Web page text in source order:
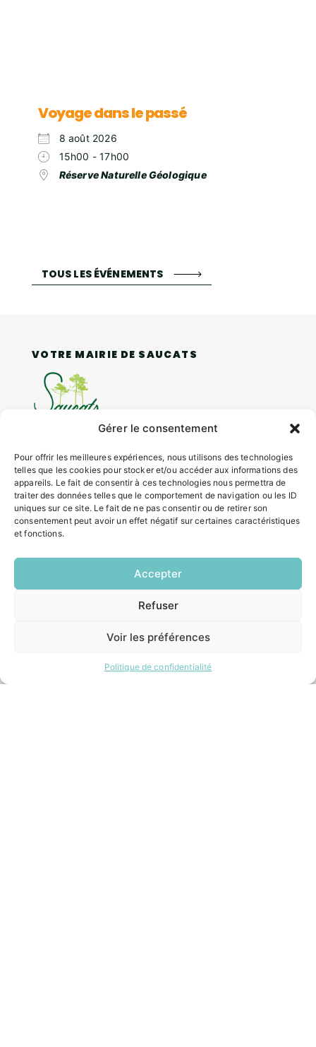
Gérer le consentement
Pour offrir les meilleures expériences, nous utilisons des technologies
telles que les cookies pour stocker et/ou accéder aux informations des
appareils. Le fait de consentir à ces technologies nous permettra de
traiter des données telles que le comportement de navigation ou les ID
uniques sur ce site. Le fait de ne pas consentir ou de retirer son
consentement peut avoir un effet négatif sur certaines caractéristiques
et fonctions.
Accepter
Refuser
Voir les préférences
Politique de confidentialité
Voyage dans le passé
8 août 2026
15h00 - 17h00
Réserve Naturelle Géologique
TOUS LES ÉVÉNEMENTS
VOTRE MAIRIE DE SAUCATS
4 rue Louis Roger GIRAUDEAU,
33650 SAUCATS
Tél.05 57 97 70 20
Mail.mairie@saucats.fr
NOUS CONTACTER
HORAIRES
8h30 – 12h00 / 14h00 – 17h00
8h30 – 12h00 / 14h00 – 17h00